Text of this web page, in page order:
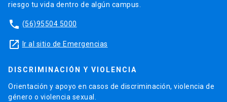
riesgo tu vida dentro de algún campus.
phone (56)95504 5000
launch Ir al sitio de Emergencias
DISCRIMINACIÓN Y VIOLENCIA
Orientación y apoyo en casos de discriminación, violencia de
género o violencia sexual.